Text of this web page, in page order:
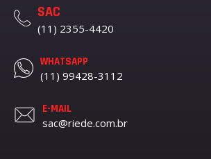
SAC
(11) 2355-4420
WHATSAPP
(11) 99428-3112
E-MAIL
sac@riede.com.br